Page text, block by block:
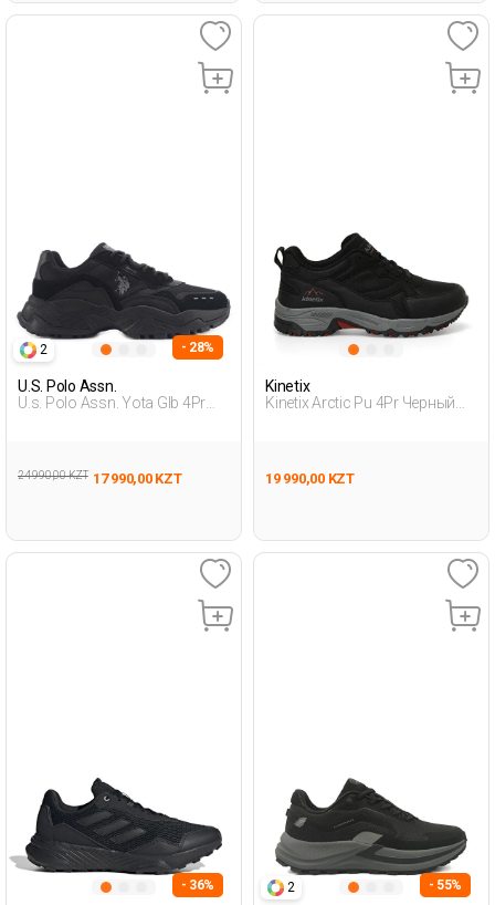
2 - 28%
U.S. Polo Assn.
U.s. Polo Assn. Yota Glb 4Pr
24 990,00 KZT 17 990,00 KZT
Kinetix
Kinetix Arctic Pu 4Pr Черный
19 990,00 KZT
- 36% 2 - 55%